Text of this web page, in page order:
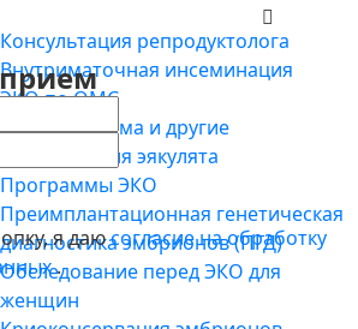
Консультация репродуктолога
Внутриматочная инсеминация
ЭКО по ОМС
Спермограмма и другие
исследования эякулята
Программы ЭКО
Преимплантационная генетическая
диагностика эмбрионов (ПГД)
Обследование перед ЭКО для
женщин
я даюсогласие на обработку
.